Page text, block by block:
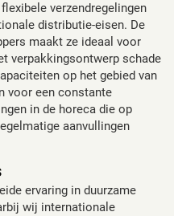
verzendregelingen
distributie-eisen. De
maakt ze ideaal voor
verpakkingsontwerp schade
op het gebied van
voor een constante
in de horeca die op
aanvullingen
ervaring in duurzame
wij internationale